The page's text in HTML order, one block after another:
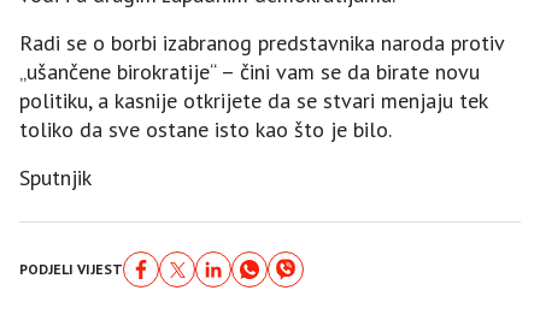
Radi se o borbi izabranog predstavnika naroda protiv
„ušančene birokratije“ – čini vam se da birate novu
politiku, a kasnije otkrijete da se stvari menjaju tek
toliko da sve ostane isto kao što je bilo.
Sputnjik
PODJELI VIJEST